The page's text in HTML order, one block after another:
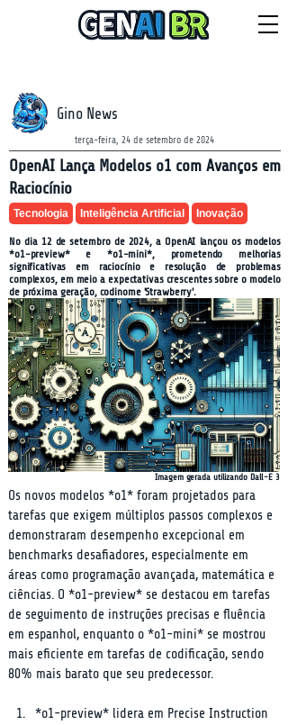
Gino News
terça-feira, 24 de setembro de 2024
OpenAI Lança Modelos o1 com Avanços em
Raciocínio
Tecnologia Inteligência Artificial Inovação
No dia 12 de setembro de 2024, a OpenAI lançou os modelos
*o1-preview* e *o1-mini*, prometendo melhorias
significativas em raciocínio e resolução de problemas
complexos, em meio a expectativas crescentes sobre o modelo
de próxima geração, codinome 'Strawberry'.
Imagem gerada utilizando Dall-E 3
Os novos modelos *o1* foram projetados para
tarefas que exigem múltiplos passos complexos e
demonstraram desempenho excepcional em
benchmarks desafiadores, especialmente em
áreas como programação avançada, matemática e
ciências. O *o1-preview* se destacou em tarefas
de seguimento de instruções precisas e fluência
em espanhol, enquanto o *o1-mini* se mostrou
mais eficiente em tarefas de codificação, sendo
80% mais barato que seu predecessor.
*o1-preview* lidera em Precise Instruction